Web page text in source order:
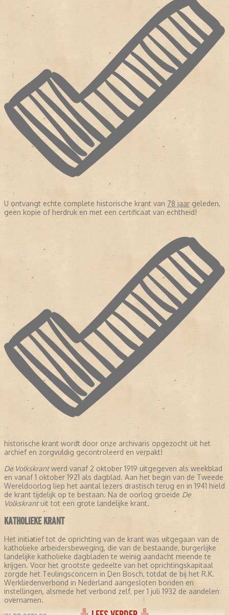
U ontvangt echte complete historische krant van 78 jaar geleden,
geen kopie of herdruk en met een certificaat van echtheid!
historische krant wordt door onze archivaris opgezocht uit het
archief en zorgvuldig gecontroleerd en verpakt!
De Volkskrantwerd vanaf 2 oktober 1919 uitgegeven als weekblad
en vanaf 1 oktober 1921 als dagblad. Aan het begin van de Tweede
Wereldoorlog liep het aantal lezers drastisch terug en in 1941 hield
de krant tijdelijk op te bestaan. Na de oorlog groeide De
Volkskrantuit tot een grote landelijke krant.
KATHOLIEKE KRANT
Het initiatief tot de oprichting van de krant was uitgegaan van de
katholieke arbeidersbeweging, die van de bestaande, burgerlijke
landelijke katholieke dagbladen te weinig aandacht meende te
krijgen. Voor het grootste gedeelte van het oprichtingskapitaal
zorgde het Teulingsconcern in Den Bosch, totdat de bij het R.K.
Werkliedenverbond in Nederland aangesloten bonden en
instellingen, alsmede het verbond zelf, per 1 juli 1932 de aandelen
overnamen.